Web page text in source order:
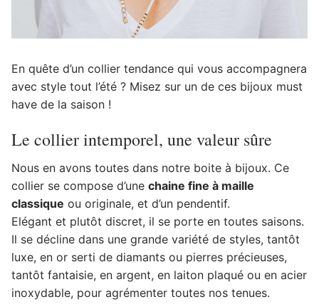
En quête d’un collier tendance qui vous accompagnera
avec style tout l’été ? Misez sur un de ces bijoux must
have de la saison !
Le collier intemporel, une valeur sûre
Nous en avons toutes dans notre boite à bijoux. Ce
collier se compose d’une chaine fine à maille
classique ou originale, et d’un pendentif.
Elégant et plutôt discret, il se porte en toutes saisons.
Il se décline dans une grande variété de styles, tantôt
luxe, en or serti de diamants ou pierres précieuses,
tantôt fantaisie, en argent, en laiton plaqué ou en acier
inoxydable, pour agrémenter toutes nos tenues.